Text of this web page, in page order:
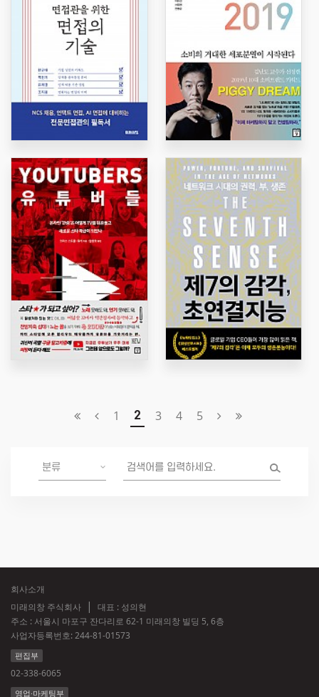
1 2 3 4 5
회사소개
미래의창 주식회사
대표 : 성의현
주소 : 서울시 마포구 잔다리로 62-1 미래의창 빌딩 5, 6층
사업자등록번호:244-81-01573
편집부
02-338-6065
영업·마케팅부